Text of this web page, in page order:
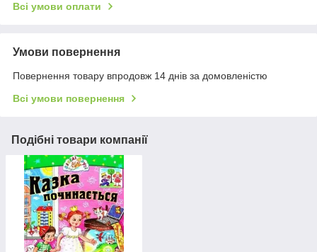
Всі умови оплати
Умови повернення
Повернення товару впродовж 14 днів за домовленістю
Всі умови повернення
Подібні товари компанії